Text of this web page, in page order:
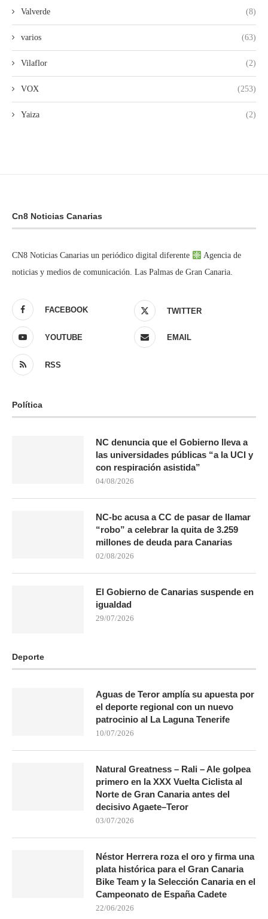
Valverde (8)
varios (63)
Vilaflor (2)
VOX (253)
Yaiza (2)
Cn8 Noticias Canarias
CN8 Noticias Canarias un periódico digital diferente
Agencia de
noticias y medios de comunicación. Las Palmas de Gran Canaria.
FACEBOOK TWITTER
YOUTUBE EMAIL
RSS
Política
NC denuncia que el Gobierno lleva a
las universidades públicas “a la UCI y
con respiración asistida”
04/08/2026
NC-bc acusa a CC de pasar de llamar
“robo” a celebrar la quita de 3.259
millones de deuda para Canarias
02/08/2026
El Gobierno de Canarias suspende en
igualdad
29/07/2026
Deporte
Aguas de Teror amplía su apuesta por
el deporte regional con un nuevo
patrocinio al La Laguna Tenerife
10/07/2026
Natural Greatness – Rali – Ale golpea
primero en la XXX Vuelta Ciclista al
Norte de Gran Canaria antes del
decisivo Agaete–Teror
03/07/2026
Néstor Herrera roza el oro y firma una
plata histórica para el Gran Canaria
Bike Team y la Selección Canaria en el
Campeonato de España Cadete
22/06/2026